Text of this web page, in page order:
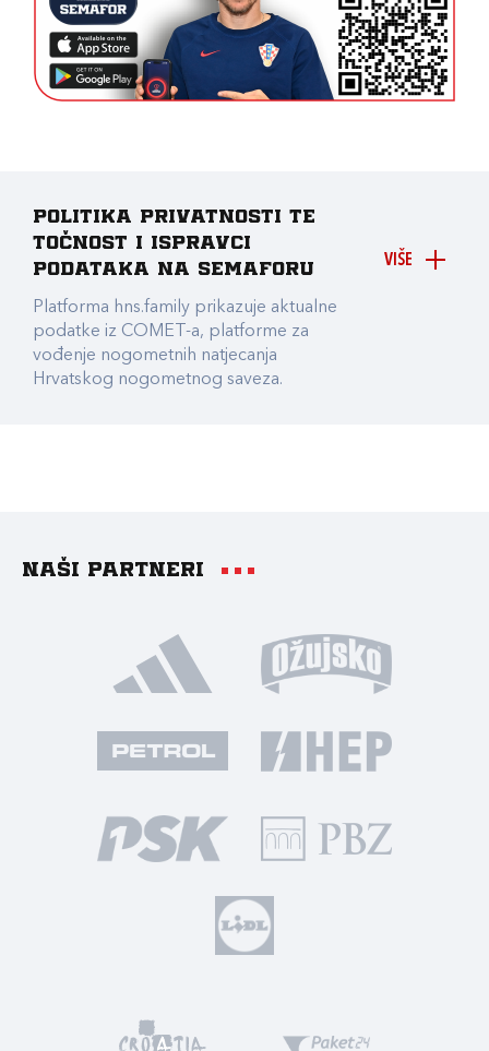
VIŠE
Politika privatnosti te
točnost i ispravci
podataka na Semaforu
Platforma hns.family prikazuje aktualne
podatke iz COMET-a, platforme za
vođenje nogometnih natjecanja
Hrvatskog nogometnog saveza.
Naši partneri